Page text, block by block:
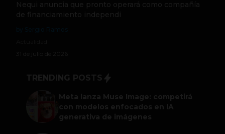
Nequi anuncia que pronto operará como compañía
de financiamiento independi
31 de julio de 2026
TRENDING POSTS
Meta lanza Muse Image: competirá
con modelos enfocados en IA
generativa de imágenes